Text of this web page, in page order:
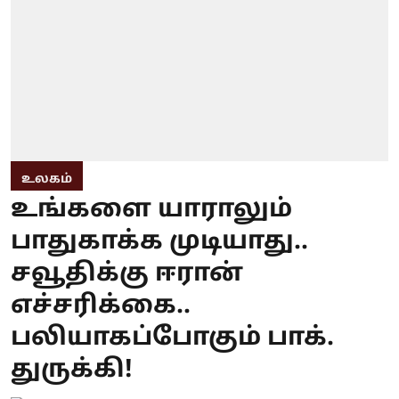
உலகம்
உங்களை யாராலும்
பாதுகாக்க முடியாது..
சவூதிக்கு ஈரான்
எச்சரிக்கை..
பலியாகப்போகும் பாக்.
துருக்கி!